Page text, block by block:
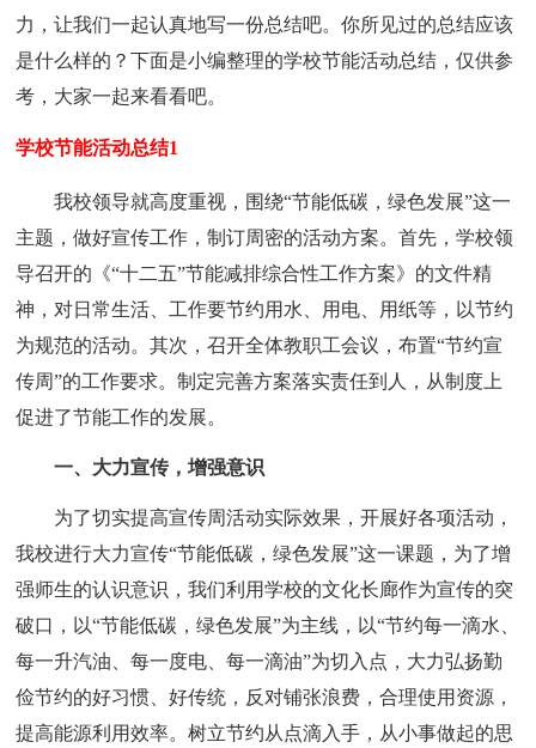
力，让我们一起认真地写一份总结吧。你所见过的总结应该
是什么样的？下面是小编整理的学校节能活动总结，仅供参
考，大家一起来看看吧。
学校节能活动总结1
我校领导就高度重视，围绕“节能低碳，绿色发展”这一
主题，做好宣传工作，制订周密的活动方案。首先，学校领
导召开的《“十二五”节能减排综合性工作方案》的文件精
神，对日常生活、工作要节约用水、用电、用纸等，以节约
为规范的活动。其次，召开全体教职工会议，布置“节约宣
传周”的工作要求。制定完善方案落实责任到人，从制度上
促进了节能工作的发展。
一、大力宣传，增强意识
为了切实提高宣传周活动实际效果，开展好各项活动，
我校进行大力宣传“节能低碳，绿色发展”这一课题，为了增
强师生的认识意识，我们利用学校的文化长廊作为宣传的突
破口，以“节能低碳，绿色发展”为主线，以“节约每一滴水、
每一升汽油、每一度电、每一滴油”为切入点，大力弘扬勤
俭节约的好习惯、好传统，反对铺张浪费，合理使用资源，
提高能源利用效率。树立节约从点滴入手，从小事做起的思